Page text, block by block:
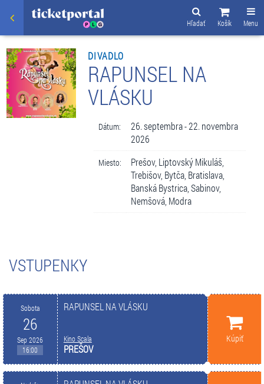
Menu
Košík
Hľadať
DIVADLO
RAPUNSEL NA
VLÁSKU
Dátum:
26. septembra - 22. novembra
2026
Miesto:
Prešov, Liptovský Mikuláš,
Trebišov, Bytča, Bratislava,
Banská Bystrica, Sabinov,
Nemšová, Modra
VSTUPENKY
Sobota
26
Sep 2026
16:00
RAPUNSEL NA VLÁSKU
Kino Scala
PREŠOV
Kúpiť